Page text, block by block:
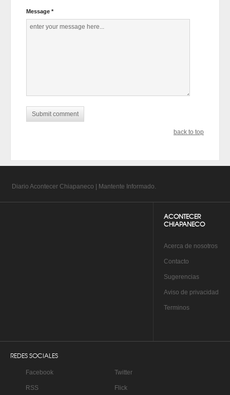
Message *
back to top
Diario Acontecer Chiapaneco | Mantente Informado.
ACONTECER
CHIAPANECO
Acerca de nosotros
Contacto
Sugerencias
Aviso de privacidad
Terminos
REDES SOCIALES
Facebook Twitter
RSS Flick